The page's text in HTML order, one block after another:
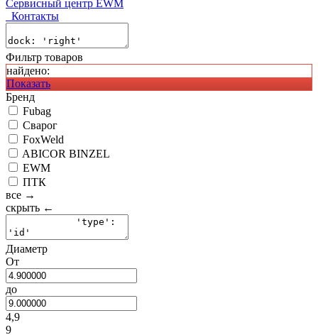
Сервисный центр EWM
Контакты
Фильтр товаров
найдено:
Показать
Бренд
Fubag
Сварог
FoxWeld
ABICOR BINZEL
EWM
ПТК
все →
скрыть ←
Диаметр
От
до
4,9
9